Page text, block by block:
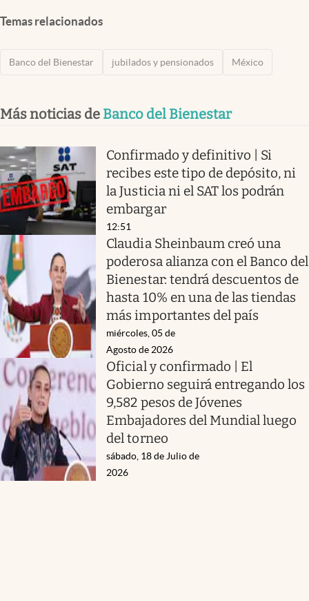
Temas relacionados
Banco del Bienestar jubilados y pensionados México
Más noticias de Banco del Bienestar
Confirmado y definitivo | Si
recibes este tipo de depósito, ni
la Justicia ni el SAT los podrán
embargar
12:51
Claudia Sheinbaum creó una
poderosa alianza con el Banco del
Bienestar: tendrá descuentos de
hasta 10% en una de las tiendas
más importantes del país
miércoles, 05 de
Agosto de 2026
Oficial y confirmado | El
Gobierno seguirá entregando los
9,582 pesos de Jóvenes
Embajadores del Mundial luego
del torneo
sábado, 18 de Julio de
2026